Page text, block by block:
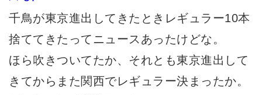
千鳥が東京進出してきたときレギュラー10本
捨ててきたってニュースあったけどな。
ほら吹きついてたか、それとも東京進出して
きてからまた関西でレギュラー決まったか。